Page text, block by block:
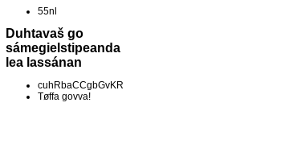
55nl
Duhtavaš go
sámegielstipeanda
lea lassánan
cuhRbaCCgbGvKR
Tøffa govva!